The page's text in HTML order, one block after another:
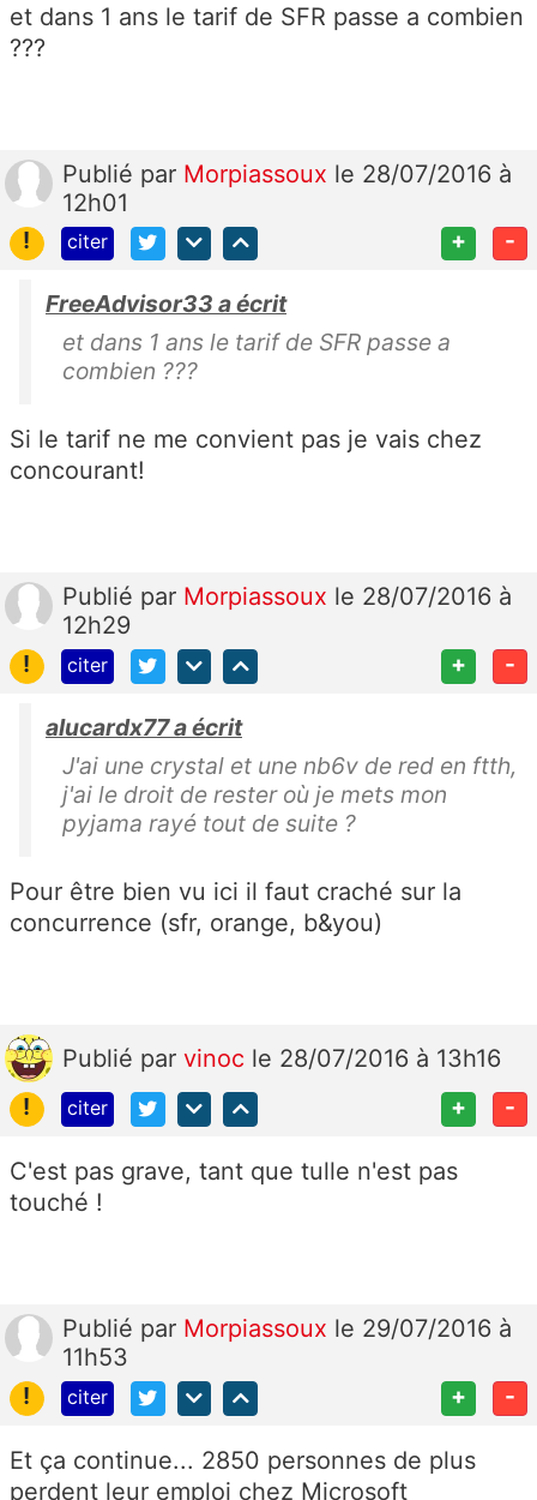
et dans 1 ans le tarif de SFR passe a combien
???
Publié par Morpiassoux le 28/07/2016 à
12h01
!
citer + -
FreeAdvisor33 a écrit
et dans 1 ans le tarif de SFR passe a
combien ???
Si le tarif ne me convient pas je vais chez
concourant!
Publié par Morpiassoux le 28/07/2016 à
12h29
!
citer + -
alucardx77 a écrit
J'ai une crystal et une nb6v de red en ftth,
j'ai le droit de rester où je mets mon
pyjama rayé tout de suite ?
Pour être bien vu ici il faut craché sur la
concurrence (sfr, orange, b&you)
Publié par vinoc le 28/07/2016 à 13h16
!
citer + -
C'est pas grave, tant que tulle n'est pas
touché !
Publié par Morpiassoux le 29/07/2016 à
11h53
!
citer + -
Et ça continue... 2850 personnes de plus
perdent leur emploi chez Microsoft